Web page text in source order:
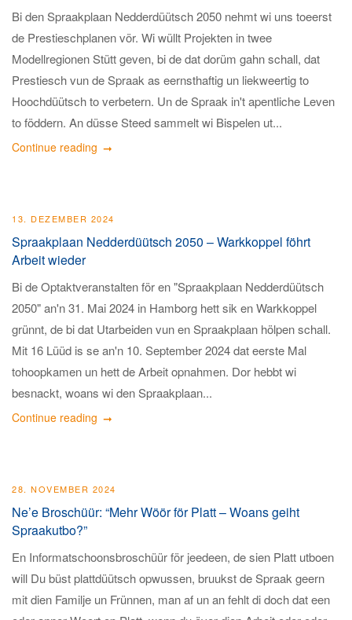
Bi den Spraakplaan Nedderdüütsch 2050 nehmt wi uns toeerst
de Prestieschplanen vör. Wi wüllt Projekten in twee
Modellregionen Stütt geven, bi de dat dorüm gahn schall, dat
Prestiesch vun de Spraak as eernsthaftig un liekweertig to
Hoochdüütsch to verbetern. Un de Spraak in't apentliche Leven
to föddern. An düsse Steed sammelt wi Bispelen ut...
Continue reading
13. DEZEMBER 2024
Spraakplaan Nedderdüütsch 2050 – Warkkoppel föhrt
Arbeit wieder
Bi de Optaktveranstalten för en "Spraakplaan Nedderdüütsch
2050" an'n 31. Mai 2024 in Hamborg hett sik en Warkkoppel
grünnt, de bi dat Utarbeiden vun en Spraakplaan hölpen schall.
Mit 16 Lüüd is se an'n 10. September 2024 dat eerste Mal
tohoopkamen un hett de Arbeit opnahmen. Dor hebbt wi
besnackt, woans wi den Spraakplaan...
Continue reading
28. NOVEMBER 2024
Ne’e Broschüür: “Mehr Wöör för Platt – Woans geiht
Spraakutbo?”
En Informatschoonsbroschüür för jeedeen, de sien Platt utboen
will Du büst plattdüütsch opwussen, bruukst de Spraak geern
mit dien Familje un Frünnen, man af un an fehlt di doch dat een